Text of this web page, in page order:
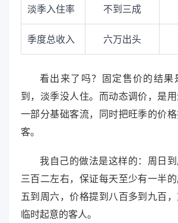
淡季入住率 不到三成
季度总收入 六万出头
看出来了吗？固定售价的结
到，淡季没人住。而动态调价，是
一部分基础客流，同时把旺季的价
客。
我自己的做法是这样的：周日
三百二左右，保证每天至少有一半
五到周六，价格提到八百多到九百
临时起意的客人。